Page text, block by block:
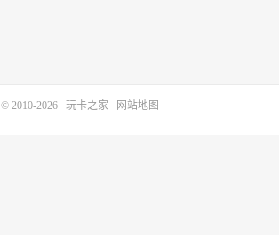
© 2010-2026 玩卡之家 网站地图